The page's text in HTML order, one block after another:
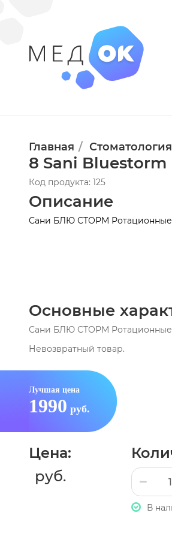
Главная Стоматология
8 Sani Bluestorm
Код продукта: 125
Описание
Сани БЛЮ СТОРМ
Основные
Сани БЛЮ СТОРМ Ротационные
Невозвратный товар.
Лучшая цена
1990 руб.
Цена:
руб.
В